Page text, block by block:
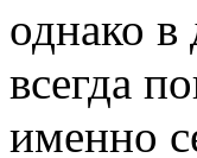
однако в
всегда
именно